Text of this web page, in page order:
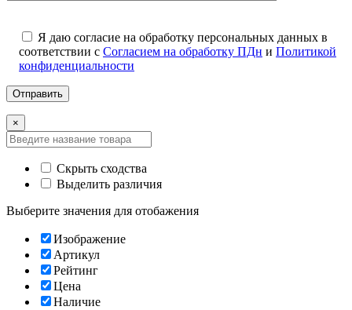
Я даю согласие на обработку персональных данных в
соответствии с Согласием на обработку ПДн и Политикой
конфиденциальности
×
Скрыть сходства
Выделить различия
Выберите значения для отобажения
Изображение
Артикул
Рейтинг
Цена
Наличие